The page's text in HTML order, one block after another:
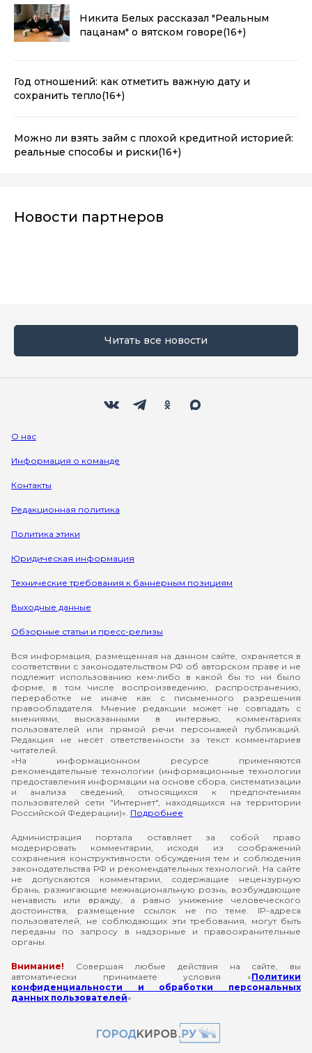
Никита Белых рассказал "Реальным
пацанам" о вятском говоре(16+)
Год отношений: как отметить важную дату и
сохранить тепло(16+)
Можно ли взять займ с плохой кредитной историей:
реальные способы и риски(16+)
Новости партнеров
Читать все новости
О нас
Информация о команде
Контакты
Редакционная политика
Политика этики
Юридическая информация
Технические требования к баннерным позициям
Выходные данные
Обзорные статьи и пресс-релизы
Вся информация, размещенная на данном сайте, охраняется в
соответствии с законодательством РФ об авторском праве и не
подлежит использованию кем-либо в какой бы то ни было
форме, в том числе воспроизведению, распространению,
переработке не иначе как с письменного разрешения
правообладателя. Мнение редакции может не совпадать с
мнениями, высказанными в интервью, комментариях
пользователей или прямой речи персонажей публикаций.
Редакция не несёт ответственности за текст комментариев
читателей.
«На информационном ресурсе применяются
рекомендательные технологии (информационные технологии
предоставления информации на основе сбора, систематизации
и анализа сведений, относящихся к предпочтениям
пользователей сети "Интернет", находящихся на территории
Российской Федерации)». Подробнее
Администрация портала оставляет за собой право
модерировать комментарии, исходя из соображений
сохранения конструктивности обсуждения тем и соблюдения
законодательства РФ и рекомендательных технологий. На сайте
не допускаются комментарии, содержащие нецензурную
брань, разжигающие межнациональную рознь, возбуждающие
ненависть или вражду, а равно унижение человеческого
достоинства, размещение ссылок не по теме. IP-адреса
пользователей, не соблюдающих эти требования, могут быть
переданы по запросу в надзорные и правоохранительные
органы.
Внимание! Совершая любые действия на сайте, вы
автоматически принимаете условия «Политики
конфиденциальности и обработки персональных
данных пользователей»